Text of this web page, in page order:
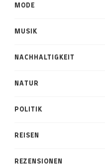
MODE
MUSIK
NACHHALTIGKEIT
NATUR
POLITIK
REISEN
REZENSIONEN